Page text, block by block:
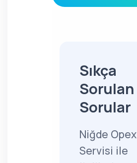
Sıkça
Sorulan
Sorular
Niğde Opex
Servisi ile